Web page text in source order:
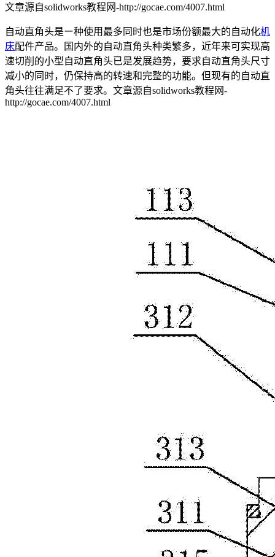
文章源自solidworks教程网-http://gocae.com/4007.html
自动直角头是ー种使用最多同时也是市场份额最大的自动化机
床配件产品。国内外的自动直角头种类繁多，近年来可实现高
速切削的小型自动直角头已是发展趋势，要求自动直角头尺寸
减小的同时，仍保持高的转速和完整的功能。但现有的自动直
角头往往满足不了要求。 文章源自solidworks教程网-
http://gocae.com/4007.html